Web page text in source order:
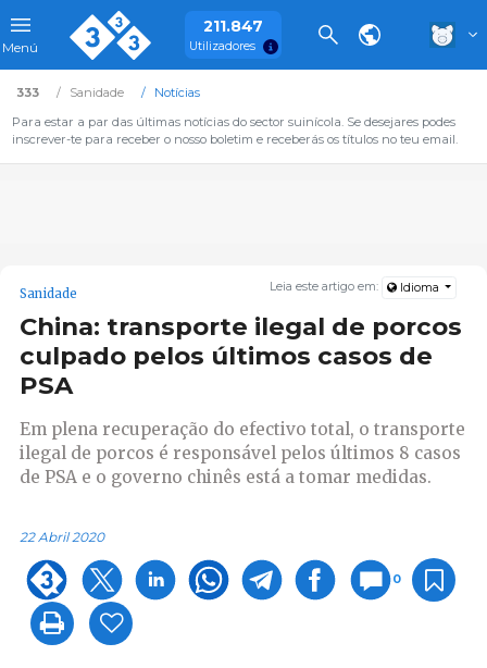
Menú
211.847
Utilizadores
333 Sanidade
Notícias
Para estar a par das últimas notícias do sector suinícola. Se desejares podes
inscrever-te para receber o nosso boletim e receberás os títulos no teu email.
Leia este artigo em: Idioma
Sanidade
China: transporte ilegal de porcos
culpado pelos últimos casos de
PSA
Em plena recuperação do efectivo total, o transporte
ilegal de porcos é responsável pelos últimos 8 casos
de PSA e o governo chinês está a tomar medidas.
22 Abril 2020
0